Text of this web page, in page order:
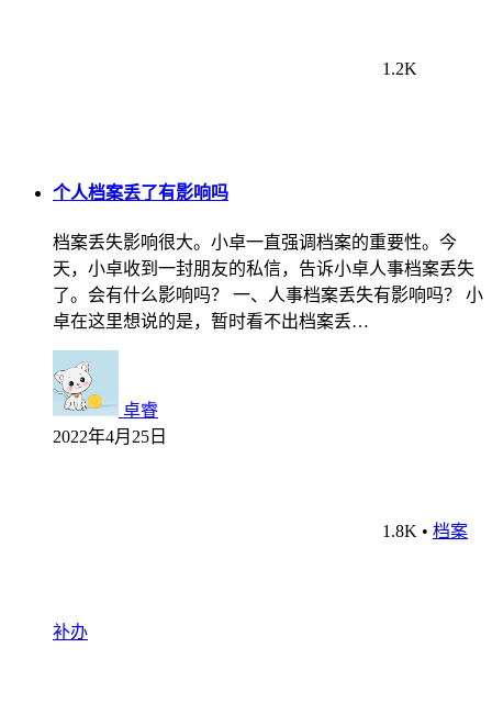
1.2K
个人档案丢了有影响吗
档案丢失影响很大。小卓一直强调档案的重要性。今
天，小卓收到一封朋友的私信，告诉小卓人事档案丢失
了。会有什么影响吗？ 一、人事档案丢失有影响吗？ 小
卓在这里想说的是，暂时看不出档案丢…
卓睿
2022年4月25日
1.8K • 档案
补办